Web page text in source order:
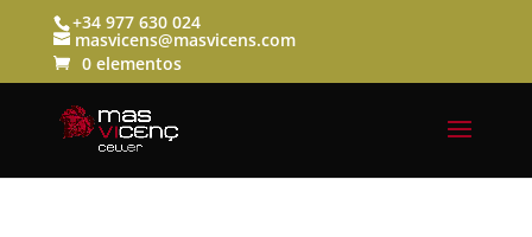
+34 977 630 024
masvicens@masvicens.com
0 elementos